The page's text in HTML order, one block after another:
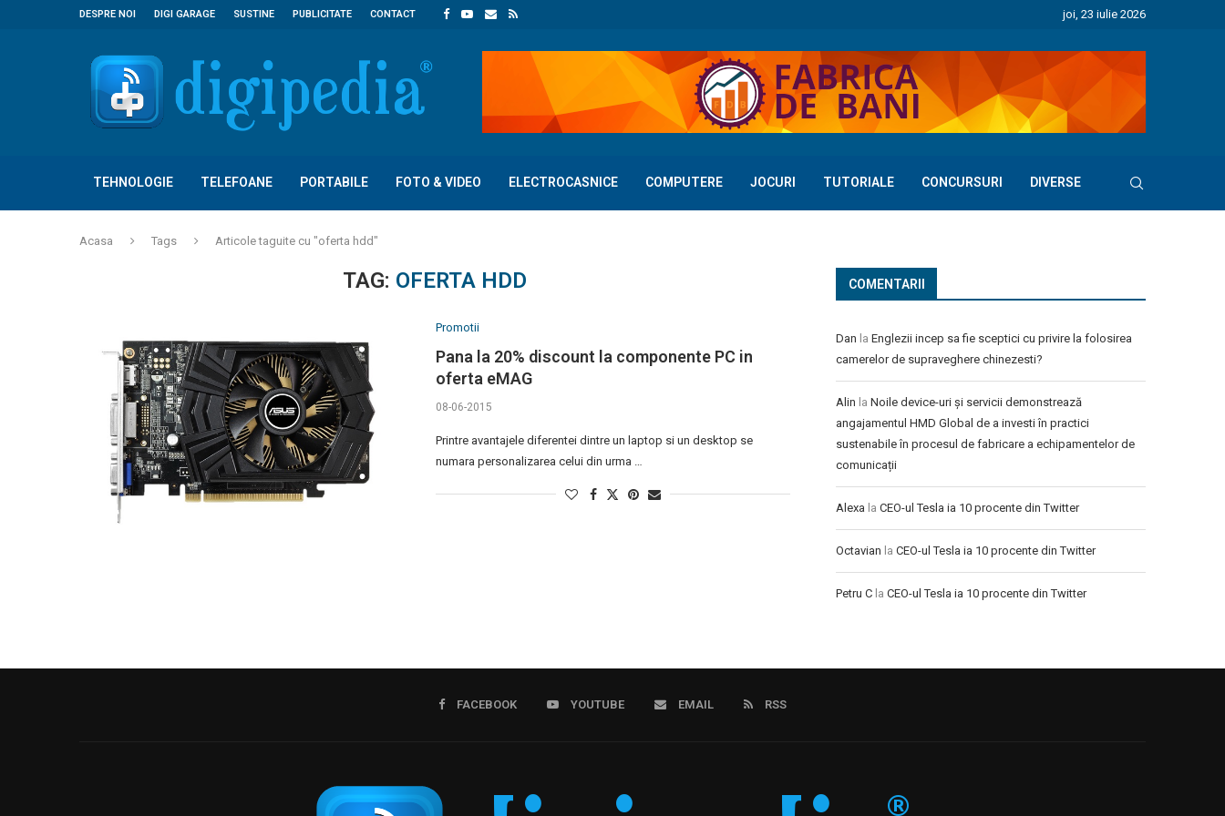
DESPRE NOI DIGI GARAGE SUSTINE PUBLICITATE CONTACT joi, 23 iulie 2026
TEHNOLOGIE TELEFOANE PORTABILE FOTO & VIDEO ELECTROCASNICE COMPUTERE JOCURI TUTORIALE CONCURSURI DIVERSE
Acasa Tags Articole taguite cu "oferta hdd"
TAG: OFERTA HDD
Promotii
Pana la 20% discount la componente PC in
oferta eMAG
08-06-2015
Printre avantajele diferentei dintre un laptop si un desktop se
numara personalizarea celui din urma …
COMENTARII
Dan la Englezii incep sa fie sceptici cu privire la folosirea
camerelor de supraveghere chinezesti?
Alin la Noile device-uri și servicii demonstrează
angajamentul HMD Global de a investi în practici
sustenabile în procesul de fabricare a echipamentelor de
comunicații
Alexa la CEO-ul Tesla ia 10 procente din Twitter
Octavian la CEO-ul Tesla ia 10 procente din Twitter
Petru C la CEO-ul Tesla ia 10 procente din Twitter
FACEBOOK YOUTUBE EMAIL RSS